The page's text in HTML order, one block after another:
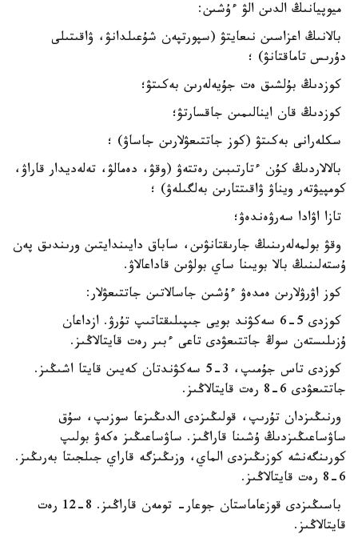
ميوپيانىڭ الدىن الۋ ءۇشىن:
بالانىڭ اعزاسىن نىعايتۋ (سپورتپەن شۇعىلدانۋ، ۋاقىتىلى
دۇرىس تاماقتانۋ) ؛
كوزدىڭ بۇلشىق ەت جۇيەلەرىن بەكىتۋ؛
كوزدىڭ قان اينالىمىن جاقسارتۋ؛
سكلەرانى بەكىتۋ (كوز جاتتىعۋلارىن جاساۋ) ؛
بالالاردىڭ كۇن ءتارتىبىن رەتتەۋ (وقۋ، دەمالۋ، تەلەديدار قاراۋ،
كومپيۋتەر ويناۋ ۋاقىتتارىن بەلگىلەۋ) ؛
تازا اۋادا سەرۋەندەۋ؛
وقۋ بولمەلەرىنىڭ جارىقتانۋىن، ساباق دايىندايتىن ورىندىق پەن
ۇستەلىنىڭ بالا بويىنا ساي بولۋىن قاداعالاۋ.
كوز اۋرۋلارىن ەمدەۋ ءۇشىن جاسالاتىن جاتتىعۋلار:
كوزدى 5-6 سەكۋند بويى جىپىلىقتاتىپ تۇرۋ. ازداعان
ۇزىلىستەن سوڭ جاتتىعۋدى تاعى ءبىر رەت قايتالاڭىز.
كوزدى تاس جۇمىپ، 3-5 سەكۋندتان كەيىن قايتا اشىڭىز.
جاتتىعۋدى 6-8 رەت قايتالاڭىز.
ورنىڭىزدان تۇرىپ، قولىڭىزدى الدىڭىزعا سوزىپ، سۇق
ساۋساعىڭىزدىڭ ۇشىنا قاراڭىز. ساۋساعىڭىز ەكەۋ بولىپ
كورىنگەنشە كوزىڭىزدى الماي، وزىڭىزگە قاراي جىلجىتا بەرىڭىز.
6-8 رەت قايتالاڭىز.
باسىڭىزدى قوزعاماستان جوعار- تومەن قاراڭىز. 8-12 رەت
قايتالاڭىز.